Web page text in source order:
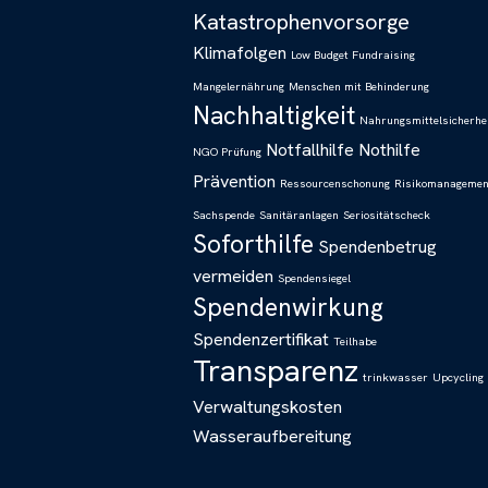
Katastrophenvorsorge
Klimafolgen Low Budget Fundraising
Mangelernährung Menschen mit Behinderung
Nachhaltigkeit
NGO Prüfung Notfallhilfe Nothilfe
Prävention Ressourcenschonung
Sachspende Sanitäranlagen Seriositätscheck
Soforthilfe Spendenbetrug
vermeiden Spendensiegel
Spendenwirkung
Spendenzertifikat Teilhabe
Transparenz trinkwasser Upcycling
Verwaltungskosten
Wasseraufbereitung